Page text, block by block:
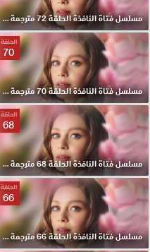
مسلسل فتاة النافذة الحلقة 72 مترجمة HD
الحلقة
70
مسلسل فتاة النافذة الحلقة 70 مترجمة HD
الحلقة
68
مسلسل فتاة النافذة الحلقة 68 مترجمة HD
الحلقة
66
مسلسل فتاة النافذة الحلقة 66 مترجمة HD